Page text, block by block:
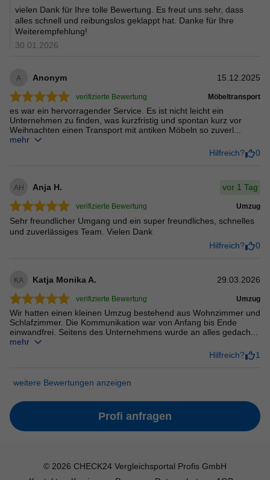
vielen Dank für Ihre tolle Bewertung. Es freut uns sehr, dass
alles schnell und reibungslos geklappt hat. Danke für Ihre
Weiterempfehlung!
30.01.2026
A Anonym 15.12.2025
verifizierte Bewertung Möbeltransport
es war ein hervorragender Service. Es ist nicht leicht ein
Unternehmen zu finden, was kurzfristig und spontan kurz vor
Weihnachten einen Transport mit antiken Möbeln so zuverl...
mehr
Hilfreich?
0
AH Anja H. vor 1 Tag
verifizierte Bewertung Umzug
Sehr freundlicher Umgang und ein super freundliches, schnelles
und zuverlässiges Team. Vielen Dank
Hilfreich?
0
KA Katja Monika A. 29.03.2026
verifizierte Bewertung Umzug
Wir hatten einen kleinen Umzug bestehend aus Wohnzimmer und
Schlafzimmer. Die Kommunikation war von Anfang bis Ende
einwandfrei. Seitens des Unternehmens wurde an alles gedach...
mehr
Hilfreich?
1
weitere Bewertungen anzeigen
Profi anfragen
© 2026 CHECK24 Vergleichsportal Profis GmbH